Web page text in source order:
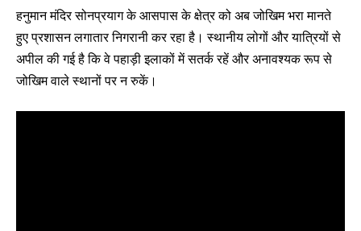
हनुमान मंदिर सोनप्रयाग के आसपास के क्षेत्र को अब जोखिम भरा मानते
हुए प्रशासन लगातार निगरानी कर रहा है। स्थानीय लोगों और यात्रियों से
अपील की गई है कि वे पहाड़ी इलाकों में सतर्क रहें और अनावश्यक रूप से
जोखिम वाले स्थानों पर न रुकें।